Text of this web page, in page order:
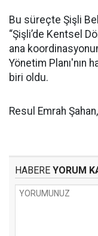
Bu süreçte Şişli
“Şişli’de Kentsel
ana
Yönetim Planı'nın
biri oldu.
Resul Emrah
HABERE YORUM